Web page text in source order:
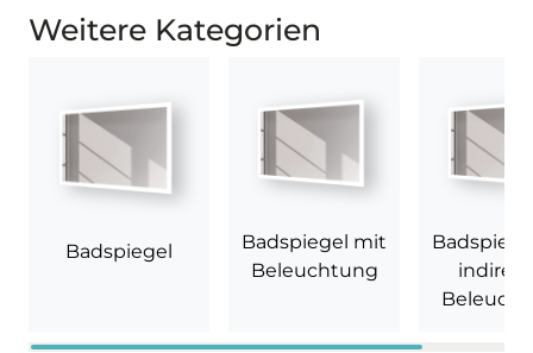
Weitere Kategorien
Badspiegel
Badspiegel mit
Beleuchtung